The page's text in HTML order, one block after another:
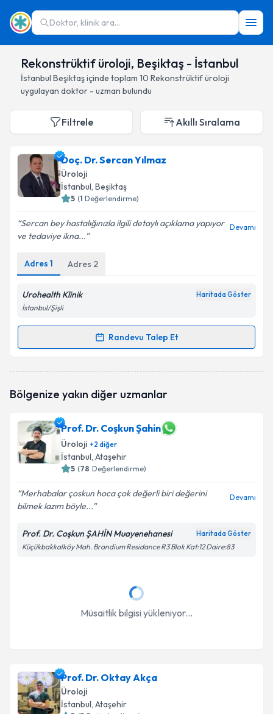
Doktor, klinik ara...
Rekonstrüktif üroloji, Beşiktaş - İstanbul
İstanbul Beşiktaşiçinde toplam 10 Rekonstrüktif üroloji
uygulayan doktor - uzman bulundu
Filtrele Akıllı Sıralama
Doç. Dr. Sercan Yılmaz
Üroloji
İstanbul, Beşiktaş
5 (1 Değerlendirme)
Sercan bey hastalığınızla ilgili detaylı açıklama yapıyor
ve tedaviye ikna...
Devamı
Adres 1 Adres 2
Urohealth Klinik Haritada Göster
İstanbul/Şişli
Randevu Talep Et
Randevu Takvimi Talebi
oluşturun. Size bu uzmandan randevu almanız için bir
E-posta Adresiniz
Kişisel verilerimin işlenmesine ilişkinAydınlatma
Metni'ni okudum ve kişisel verilerimin belirtilen
Bölgenize yakın diğer uzmanlar
Prof. Dr. Coşkun Şahin
Üroloji +2 diğer
İstanbul, Ataşehir
5 (78 Değerlendirme)
Merhabalar çoskun hoca çok değerli biri değerini
bilmek lazım böyle...
Devamı
Prof. Dr. Coşkun ŞAHİN Muayenehanesi Haritada Göster
Küçükbakkalköy Mah. Brandium Residance R3 Blok Kat:12 Daire:83
Müsaitlik bilgisi yükleniyor...
Prof. Dr. Oktay Akça
Üroloji
İstanbul, Ataşehir